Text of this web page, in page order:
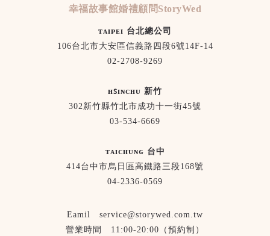
幸福故事館婚禮顧問StoryWed
ᴛᴀɪᴘᴇɪ 台北總公司
106台北市大安區信義路四段6號14F-14
02-2708-9269
ʜꜱɪɴᴄʜᴜ 新竹
302新竹縣竹北市成功十一街45號
03-534-6669
ᴛᴀɪᴄʜᴜɴɢ 台中
414台中市烏日區高鐵路三段168號
04-2336-0569
Eamil service@storywed.com.tw
營業時間 11:00-20:00（預約制）